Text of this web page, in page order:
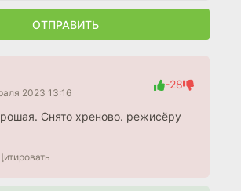
ОТПРАВИТЬ
2023 13:16
-28
Снято хреново. режисёру